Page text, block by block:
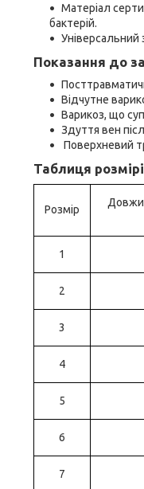
Матеріал
бактерій.
Універсальний
Показання до
Відчутне
Варикоз, що
Здуття вен
Поверхневий
Таблиця
Розмір
1
2
3
4
5
6
7